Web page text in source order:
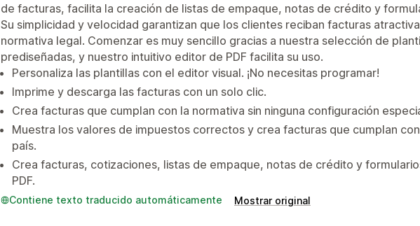
de facturas, facilita la creación de listas de empaque, notas de crédito y
Su simplicidad y velocidad garantizan que los clientes reciban facturas
normativa legal. Comenzar es muy sencillo gracias a nuestra selección de
prediseñadas, y nuestro intuitivo editor de PDF facilita su uso.
Personaliza las plantillas con el editor visual. ¡No necesitas programar!
Imprime y descarga las facturas con un solo clic.
Crea facturas que cumplan con la normativa sin ninguna configuración
Muestra los valores de impuestos correctos y crea facturas que cumplan
país.
Crea facturas, cotizaciones, listas de empaque, notas de crédito y
PDF.
Contiene texto traducido automáticamente Mostrar original